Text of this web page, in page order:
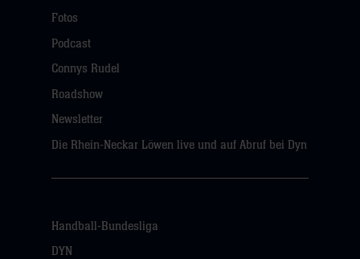
Fotos
Podcast
Connys Rudel
Roadshow
Newsletter
Die Rhein-Neckar Löwen live und auf Abruf bei Dyn
Handball-Bundesliga
DYN